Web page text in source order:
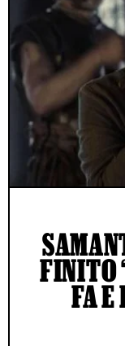
FINITO
FA E